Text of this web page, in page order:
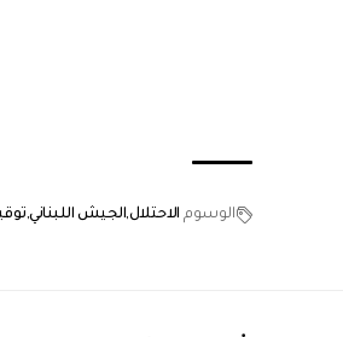
الوسوم الاحتلال الجيش اللبناني